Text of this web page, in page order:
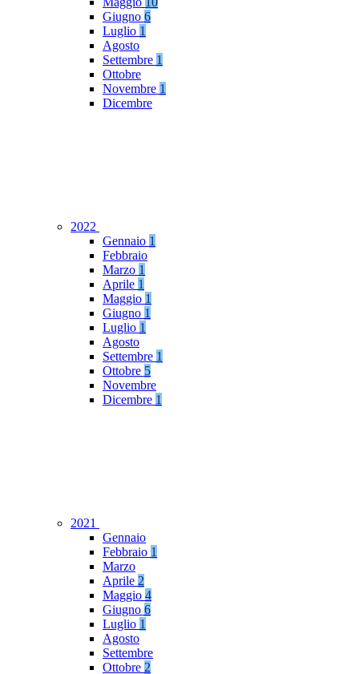
Giugno 6
Luglio 1
Agosto
Settembre 1
Ottobre
Novembre 1
Dicembre
2022
Gennaio 1
Febbraio
Marzo 1
Aprile 1
Maggio 1
Giugno 1
Luglio 1
Agosto
Settembre 1
Ottobre 5
Novembre
Dicembre 1
2021
Gennaio
Febbraio 1
Marzo
Aprile 2
Maggio 4
Giugno 6
Luglio 1
Agosto
Settembre
Ottobre 2